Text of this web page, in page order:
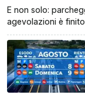
E non solo:
agevolazioni è